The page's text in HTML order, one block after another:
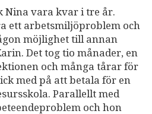
Nina vara kvar i tre år.
ett arbetsmiljöproblem och
möjlighet till annan
Det tog tio månader, en
och många tårar för
med på att betala för en
Parallellt med
och hon